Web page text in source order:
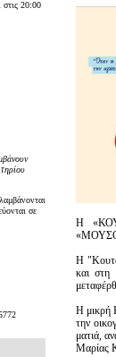
Η
Η
και στη
Η μικρή
την
ματιά,
Μαρίας
στις 20:00
σε